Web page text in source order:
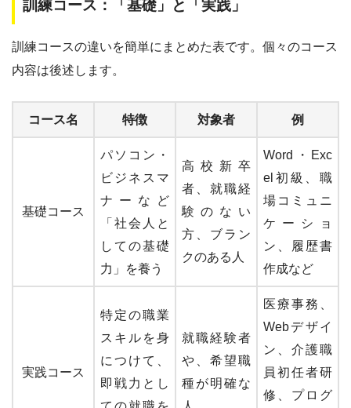
訓練コース：「基礎」と「実践」
訓練コースの違いを簡単にまとめた表です。個々のコース
内容は後述します。
コース名 特徴 対象者 例
基礎コース
パソコン・
ビジネスマ
ナーなど
「社会人と
しての基礎
力」を養う
高校新卒
者、就職経
験のない
方、ブラン
クのある人
Word・Exc
el初級、職
場コミュニ
ケーショ
ン、履歴書
作成など
実践コース
特定の職業
スキルを身
につけて、
即戦力とし
就職経験者
や、希望職
種が明確な
医療事務、
Webデザイ
ン、介護職
員初任者研
修、プログ